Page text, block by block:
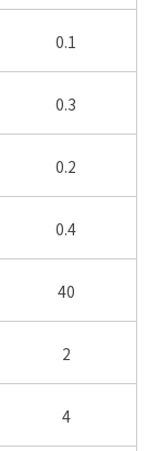
0.1
0.3
0.2
0.4
40
2
4